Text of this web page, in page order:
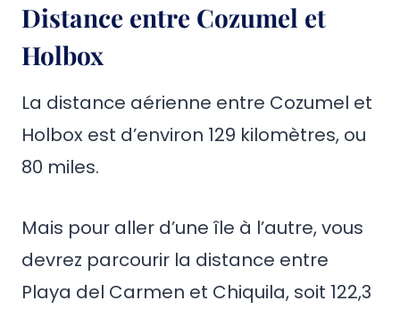
Distance entre Cozumel et
Holbox
La distance aérienne entre Cozumel et
Holbox est d’environ 129 kilomètres, ou
80 miles.
Mais pour aller d’une île à l’autre, vous
devrez parcourir la distance entre
Playa del Carmen et Chiquila, soit 122,3